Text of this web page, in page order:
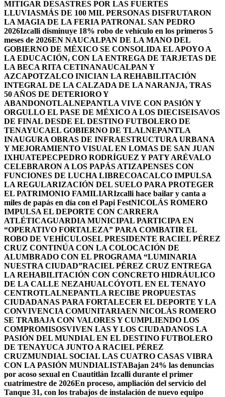
MITIGAR DESASTRES POR LAS FUERTES
LLUVIASMÁS DE 100 MIL PERSONAS DISFRUTARON
LA MAGIA DE LA FERIA PATRONAL SAN PEDRO
2026Izcalli disminuye 18% robo de vehículo en los primeros 5
meses de 2026EN NAUCALPAN DE LA MANO DEL
GOBIERNO DE MÉXICO SE CONSOLIDA EL APOYO A
LA EDUCACIÓN, CON LA ENTREGA DE TARJETAS DE
LA BECA RITA CETINANAUCALPAN Y
AZCAPOTZALCO INICIAN LA REHABILITACIÓN
INTEGRAL DE LA CALZADA DE LA NARANJA, TRAS
50 AÑOS DE DETERIORO Y
ABANDONOTLALNEPANTLA VIVE CON PASIÓN Y
ORGULLO EL PASE DE MÉXICO A LOS DIECISEISAVOS
DE FINAL DESDE EL DESTINO FUTBOLERO DE
TENAYUCAEL GOBIERNO DE TLALNEPANTLA
INAUGURA OBRAS DE INFRAESTRUCTURA URBANA
Y MEJORAMIENTO VISUAL EN LOMAS DE SAN JUAN
IXHUATEPECPEDRO RODRÍGUEZ Y PATY ARÉVALO
CELEBRARON A LOS PAPÁS ATIZAPENSES CON
FUNCIONES DE LUCHA LIBRECOACALCO IMPULSA
LA REGULARIZACIÓN DEL SUELO PARA PROTEGER
EL PATRIMONIO FAMILIARIzcalli hace bailar y canta a
miles de papás en día con el Papi FestNICOLÁS ROMERO
IMPULSA EL DEPORTE CON CARRERA
ATLÉTICAGUARDIA MUNICIPAL PARTICIPA EN
“OPERATIVO FORTALEZA” PARA COMBATIR EL
ROBO DE VEHÍCULOSEL PRESIDENTE RACIEL PÉREZ
CRUZ CONTINÚA CON LA COLOCACIÓN DE
ALUMBRADO CON EL PROGRAMA “LUMINARIA
NUESTRA CIUDAD”RACIEL PÉREZ CRUZ ENTREGA
LA REHABILITACIÓN CON CONCRETO HIDRÁULICO
DE LA CALLE NEZAHUALCÓYOTL EN EL TENAYO
CENTROTLALNEPANTLA RECIBE PROPUESTAS
CIUDADANAS PARA FORTALECER EL DEPORTE Y LA
CONVIVENCIA COMUNITARIAEN NICOLÁS ROMERO
SE TRABAJA CON VALORES Y CUMPLIENDO LOS
COMPROMISOSVIVEN LAS Y LOS CIUDADANOS LA
PASIÓN DEL MUNDIAL EN EL DESTINO FUTBOLERO
DE TENAYUCA JUNTO A RACIEL PÉREZ
CRUZMUNDIAL SOCIAL LAS CUATRO CASAS VIBRA
CON LA PASIÓN MUNDIALISTABajan 24% las denuncias
por acoso sexual en Cuautitlán Izcalli durante el primer
cuatrimestre de 2026En proceso, ampliación del servicio del
Tanque 31, con los trabajos de instalación de nuevo equipo